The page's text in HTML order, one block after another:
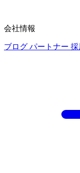
会社情報
ブログ パートナー 採